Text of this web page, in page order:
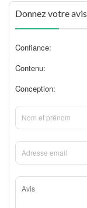
Donnez votre avis
Confiance:
Contenu:
Conception: